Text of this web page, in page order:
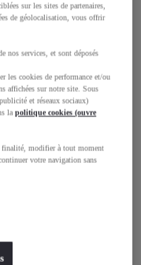
motrices avant
sur les sites de partenaires,
de géolocalisation, vous offrir
nos services, et sont déposés
les cookies de performance et/ou
affichées sur notre site. Sous
et réseaux sociaux)
lapolitique cookies (ouvre
finalité, modifier à tout moment
votre navigation sans